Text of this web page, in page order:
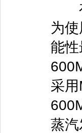
在
为
能
采
蒸